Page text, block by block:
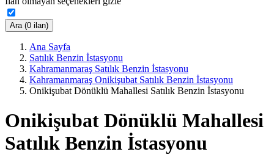
Ara (0 ilan)
Ana Sayfa
Satılık Benzin İstasyonu
Kahramanmaraş Satılık Benzin İstasyonu
Kahramanmaraş Onikişubat Satılık Benzin İstasyonu
Onikişubat Dönüklü Mahallesi Satılık Benzin İstasyonu
Onikişubat Dönüklü Mahallesi
Satılık Benzin İstasyonu